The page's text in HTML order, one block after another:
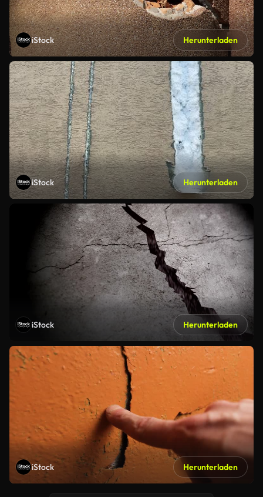
iStock Herunterladen
iStock Herunterladen
iStock Herunterladen
iStock Herunterladen